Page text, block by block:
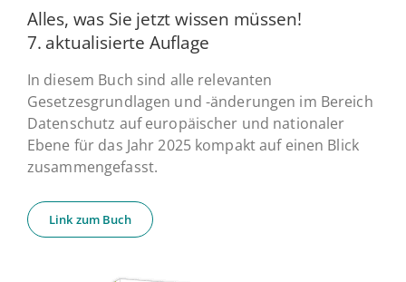
Alles, was Sie jetzt wissen müssen!
7. ak­tua­li­sier­te Auflage
In diesem Buch sind alle relevanten
Gesetzesgrundlagen und -änderungen im Bereich
Datenschutz auf europäischer und nationaler
Ebene für das Jahr 2025 kompakt auf einen Blick
zusammengefasst.
Link zum Buch